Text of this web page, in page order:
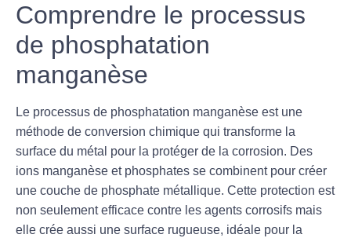
Comprendre le processus
de phosphatation
manganèse
Le processus de phosphatation manganèse est une
méthode de conversion chimique qui transforme la
surface du métal pour la protéger de la corrosion. Des
ions manganèse et phosphates se combinent pour créer
une couche de phosphate métallique. Cette protection est
non seulement efficace contre les agents corrosifs mais
elle crée aussi une surface rugueuse, idéale pour la